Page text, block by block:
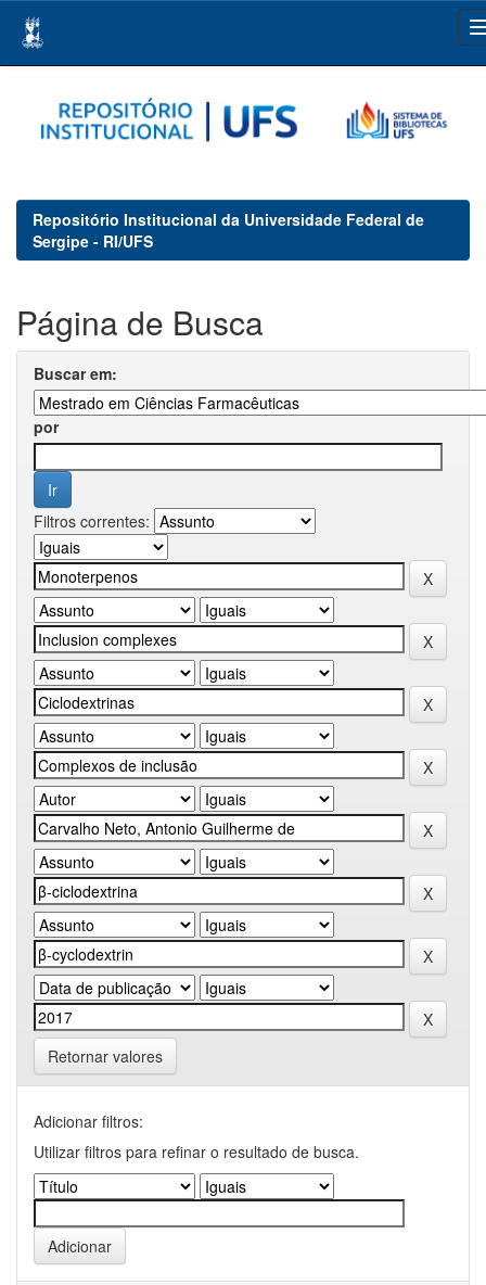
navigation
Repositório Institucional da Universidade Federal de
Sergipe - RI/UFS
Página de Busca
Buscar em:
por
Filtros correntes:
Retornar valores
Adicionar filtros:
Utilizar filtros para refinar o resultado de busca.